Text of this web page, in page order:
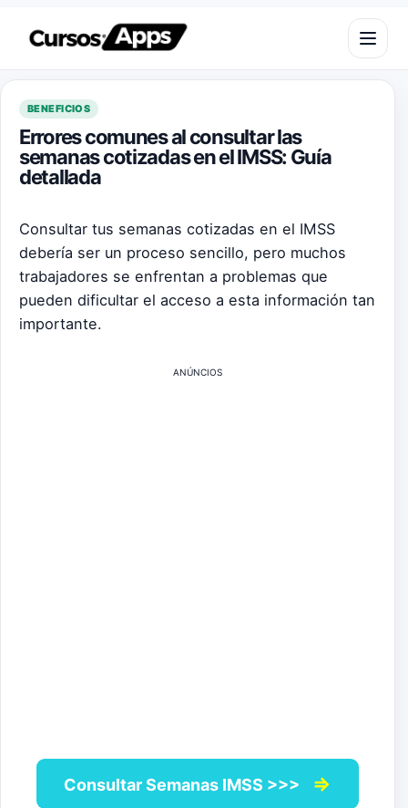
Saltar al contenido
Abrir
BENEFICIOS
Errores comunes al consultar las
semanas cotizadas en el IMSS: Guía
detallada
Consultar tus semanas cotizadas en el IMSS
debería ser un proceso sencillo, pero muchos
trabajadores se enfrentan a problemas que
pueden dificultar el acceso a esta información tan
importante.
ANÚNCIOS
Consultar Semanas IMSS >>> ⇒